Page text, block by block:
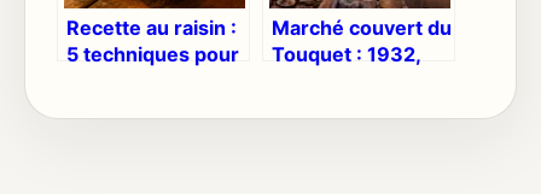
Recette au raisin :
5 techniques pour
Marché couvert du
Touquet : 1932,